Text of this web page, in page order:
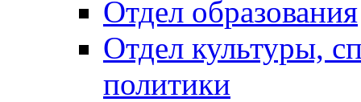
Отдел образования
Отдел культуры,
политики